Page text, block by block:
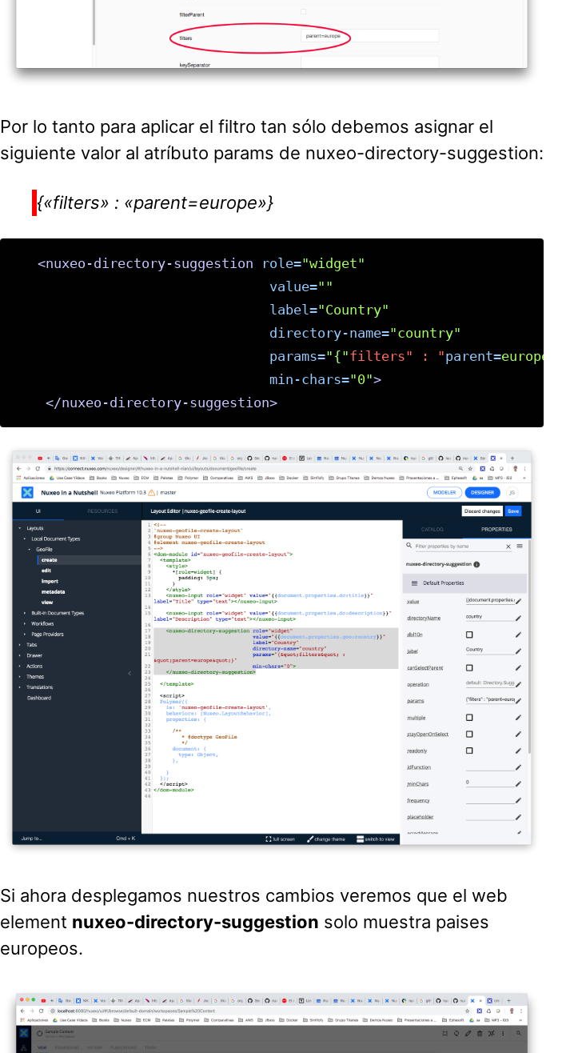
Por lo tanto para aplicar el filtro tan sólo debemos asignar el
siguiente valor al atríbuto params de nuxeo-directory-suggestion:
{«filters» : «parent=europe»}
<nuxeo-directory-suggestion role="widget"
value=""
label="Country"
directory-name="country"
params="{"filters" : "parent=europe"}"
min-chars="0">
</nuxeo-directory-suggestion>
Si ahora desplegamos nuestros cambios veremos que el web
element nuxeo-directory-suggestion solo muestra paises
europeos.